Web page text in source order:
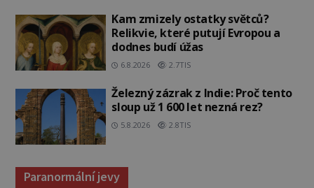
Kam zmizely ostatky světců?
Relikvie, které putují Evropou a
dodnes budí úžas
6.8.2026 2.7TIS
Železný zázrak z Indie: Proč tento
sloup už 1 600 let nezná rez?
5.8.2026 2.8TIS
Paranormální jevy